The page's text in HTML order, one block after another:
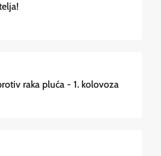
raka pluća - 1. kolovoza